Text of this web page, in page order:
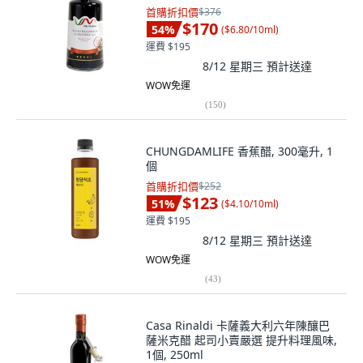
首購折扣價$376
54% $170 ($6.80/10ml)
運費 $195
8/12 星期三 預計送達
WOW免運
(150)
CHUNGDAMLIFE 香蕉醋, 300毫升, 1
個
首購折扣價$252
51% $123 ($4.10/10ml)
運費 $195
8/12 星期三 預計送達
WOW免運
(43)
Casa Rinaldi 卡薩義大利六年陳釀巴
薩米克醋 起司小賣嚴選 提升料理風味,
1個, 250ml